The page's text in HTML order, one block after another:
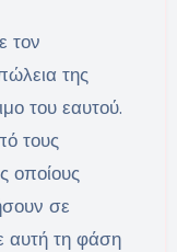
της
του εαυτού.
τους
οποίους
σε
αυτή τη φάση